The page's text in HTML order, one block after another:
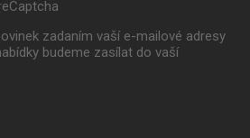
zadaním vaší e-mailové adresy
budeme zasílat do vaší